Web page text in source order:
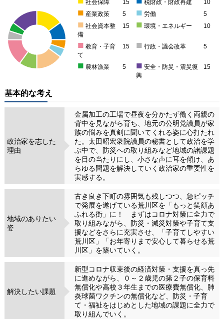
社会保障 15 税財政・財政再建 10
■ 産業政策 5 ■ 労働 5
■ 社会資本整
備
15 ■ 環境・エネルギー 10
■ 教育・子育
て
15 ■ 行政・議会改革 5
■ 農林漁業 5 ■ 安全・防災・震災復
興
15
基本的な考え
政治家を志した
理由
金属加工の工場で昼夜を分かたず働く両親の
背中を見ながら育ち、地元の公明党議員が家
族の悩みを真剣に聞いてくれる姿に心打たれ
た。太田昭宏衆院議員の秘書として政治を学
ぶ中で、防災への取り組みなど地域の諸課題
を目の当たりにし、小さな声に耳を傾け、あ
らゆる問題を解決していく政治家の重要性を
実感する。
地域のありたい
姿
古き良き下町の雰囲気も残しつつ、急ピッチ
で発展を遂げている荒川区を「もっと笑顔あ
ふれる街」に！ まずはコロナ対策に全力で
取り組みながら、防災・減災対策や子育て支
援などをさらに充実させ、「子育てしやすい
荒川区」「お年寄りまで安心して暮らせる荒
川区」を築いていく。
解決したい課題
新型コロナ収束後の経済対策・支援を真っ先
に進めながら、０～２歳児の第２子の保育料
無償化や高校３年生までの医療費無償化、肺
炎球菌ワクチンの無償化など、防災・子育
て・福祉をはじめとした地域の課題に全力で
取り組んでいく。